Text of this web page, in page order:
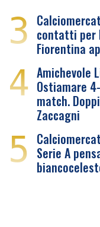
3 contatti per
Fiorentina
4 Amichevole
Ostiamare
match.
Zaccagni
5 Serie A